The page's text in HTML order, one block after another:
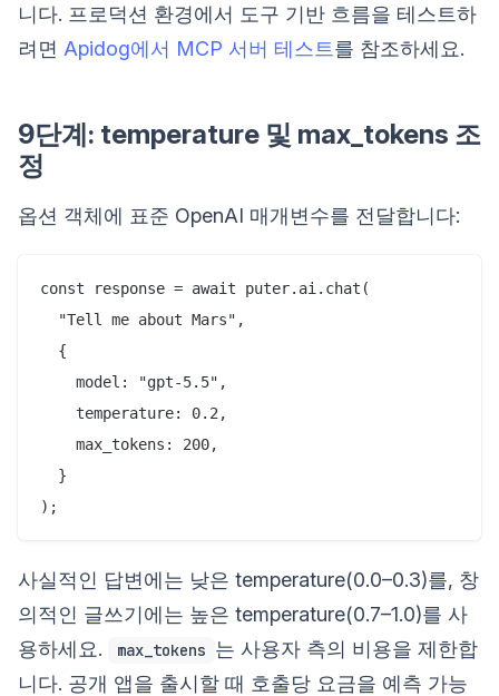
니다. 프로덕션 환경에서 도구 기반 흐름을 테스트하
려면 Apidog에서 MCP 서버 테스트를 참조하세요.
9단계: temperature 및 max_tokens 조
정
옵션 객체에 표준 OpenAI 매개변수를 전달합니다:
const response = await puter.ai.chat(
  "Tell me about Mars",
  {
    model: "gpt-5.5",
    temperature: 0.2,
    max_tokens: 200,
  }
사실적인 답변에는 낮은 temperature(0.0–0.3)를, 창
의적인 글쓰기에는 높은 temperature(0.7–1.0)를 사
용하세요.
max_tokens 는 사용자 측의 비용을 제한합
니다. 공개 앱을 출시할 때 호출당 요금을 예측 가능